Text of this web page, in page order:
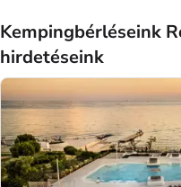
Kempingbérléseink
hirdetéseink